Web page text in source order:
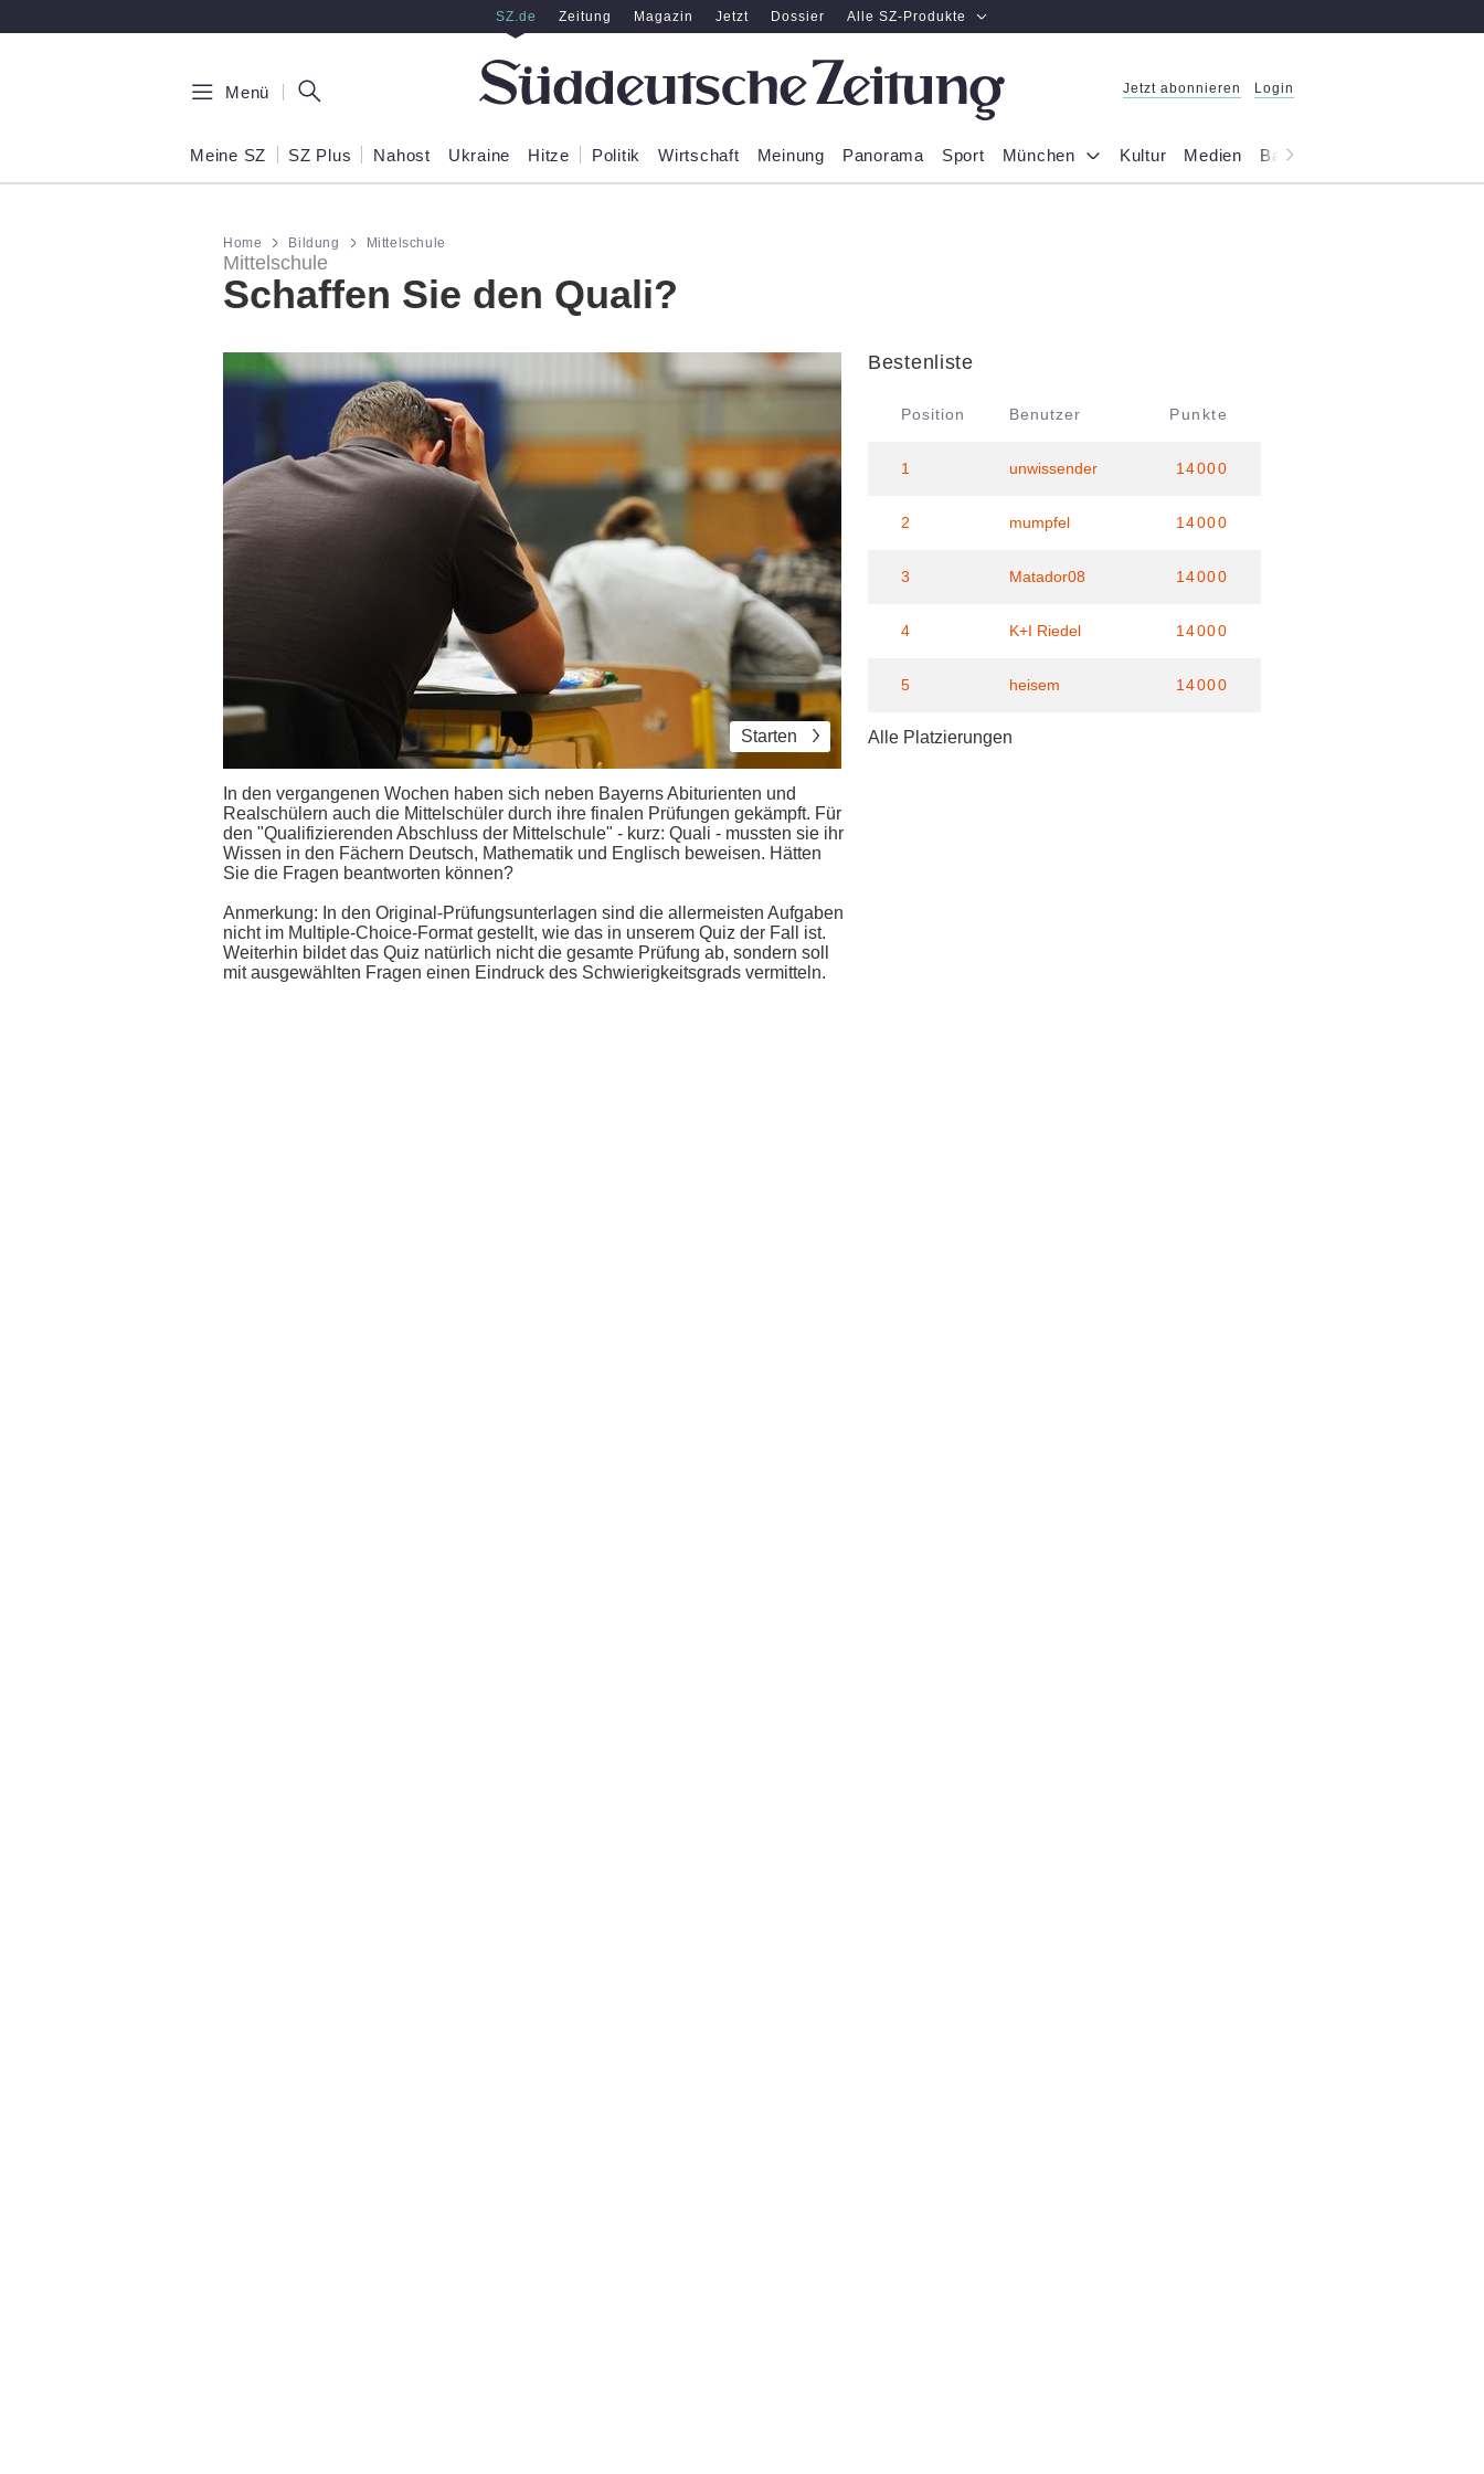
SZ.de Zeitung Magazin Jetzt Dossier Alle SZ-Produkte
Menü Jetzt abonnieren Login
Meine SZ SZ Plus Nahost Ukraine Hitze Politik Wirtschaft Meinung Panorama Sport München Kultur Medien Bayern
Home Bildung Mittelschule
Mittelschule
Schaffen Sie den Quali?
Starten
In den vergangenen Wochen haben sich neben Bayerns Abiturienten und
Realschülern auch die Mittelschüler durch ihre finalen Prüfungen gekämpft. Für
den "Qualifizierenden Abschluss der Mittelschule" - kurz: Quali - mussten sie ihr
Wissen in den Fächern Deutsch, Mathematik und Englisch beweisen. Hätten
Sie die Fragen beantworten können?
Anmerkung: In den Original-Prüfungsunterlagen sind die allermeisten Aufgaben
nicht im Multiple-Choice-Format gestellt, wie das in unserem Quiz der Fall ist.
Weiterhin bildet das Quiz natürlich nicht die gesamte Prüfung ab, sondern soll
mit ausgewählten Fragen einen Eindruck des Schwierigkeitsgrads vermitteln.
Bestenliste
Position Benutzer Punkte
1 unwissender 14000
2 mumpfel 14000
3 Matador08 14000
4 K+I Riedel 14000
5 heisem 14000
Alle Platzierungen